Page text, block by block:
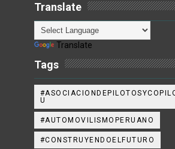
Translate
Translate
Tags
U
#AUTOMOVILISMOPERUANO
#CONSTRUYENDOELFUTURO